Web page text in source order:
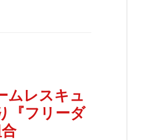
ムレスキュ
『フリーダ